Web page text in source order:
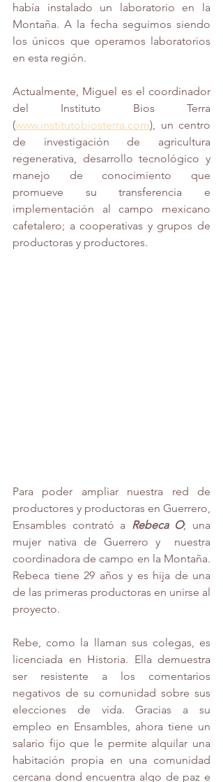
había instalado un laboratorio en la
Montaña. A la fecha seguimos siendo
los únicos que operamos laboratorios
en esta región.
Actualmente, Miguel es el coordinador
del Instituto Bios Terra
(www.institutobiosterra.com), un centro
de investigación de agricultura
regenerativa, desarrollo tecnológico y
manejo de conocimiento que
promueve su transferencia e
implementación al campo mexicano
cafetalero; a cooperativas y grupos de
productoras y productores.
Para poder ampliar nuestra red de
productores y productoras en Guerrero,
Ensambles contrató a Rebeca O; una
mujer nativa de Guerrero y  nuestra
coordinadora de campo en la Montaña.
Rebeca tiene 29 años y es hija de una
de las primeras productoras en unirse al
proyecto.
Rebe, como la llaman sus colegas, es
licenciada en Historia. Ella demuestra
ser resistente a los comentarios
negativos de su comunidad sobre sus
elecciones de vida. Gracias a su
empleo en Ensambles, ahora tiene un
salario fijo que le permite alquilar una
habitación propia en una comunidad
cercana dond encuentra algo de paz e